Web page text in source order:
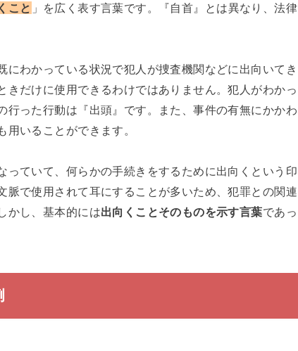
こと 」を広く表す言葉です。『自首』とは異なり、法律
わかっている状況で犯人が捜査機関などに出向いてき
きだけに使用できるわけではありません。犯人がわかっ
行った行動は『出頭』です。また、事件の有無にかかわ
いることができます。
っていて、何らかの手続きをするために出向くという印
脈で使用されて耳にすることが多いため、犯罪との関連
かし、基本的には出向くことそのものを示す言葉であっ